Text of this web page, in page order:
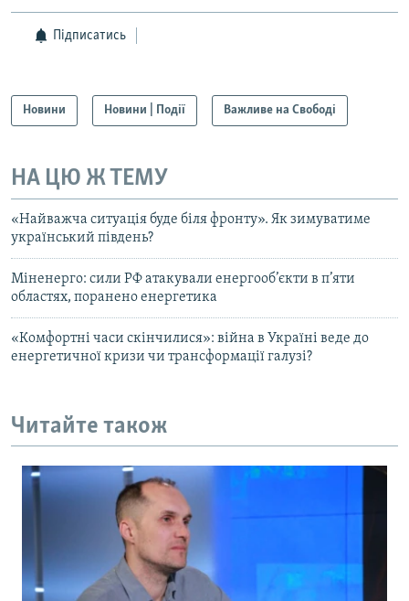
Підписатись
Новини Новини | Події Важливе на Свободі
НА ЦЮ Ж ТЕМУ
«Найважча ситуація буде біля фронту». Як зимуватиме
український південь?
Міненерго: сили РФ атакували енергооб’єкти в п’яти
областях, поранено енергетика
«Комфортні часи скінчилися»: війна в Україні веде до
енергетичної кризи чи трансформації галузі?
Читайте також